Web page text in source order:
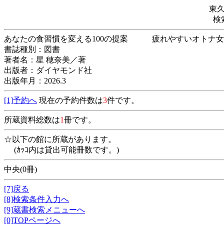
東
検
あなたの食習慣を変える100の提案 疲れやす
書誌種別：図書
著者名：星 穂奈美／著
出版者：ダイヤモンド社
出版年月：2026.3
[1]予約へ 現在の予約件数は3件です。
所蔵資料総数は1冊です。
☆以下の館に所蔵があります。
(ｶｯｺ内は貸出可能冊数です。)
中央(0冊)
[7]戻る
[8]検索条件入力へ
[9]蔵書検索メニューへ
[0]TOPページへ